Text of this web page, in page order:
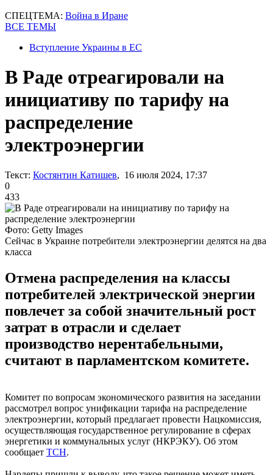
СПЕЦТЕМА: Война в Иране
ВСЕ ТЕМЫ
Вступление Украины в ЕС
В Раде отреагировали на
инициативу по тарифу на
распределение
электроэнергии
Текст: Костянтин Катишев, 16 июля 2024, 17:37
0
433
Фото: Getty Images
Сейчас в Украине потребители электроэнергии делятся на два
класса
Отмена распределения на классы
потребителей электрической энергии
повлечет за собой значительный рост
затрат в отрасли и сделает
производство нерентабельными,
считают в парламентском комитете.
Комитет по вопросам экономического развития на заседании
рассмотрел вопрос унификации тарифа на распределение
электроэнергии, который предлагает провести Нацкомиссия,
осуществляющая государственное регулирование в сферах
энергетики и коммунальных услуг (НКРЭКУ). Об этом
сообщает ТСН.